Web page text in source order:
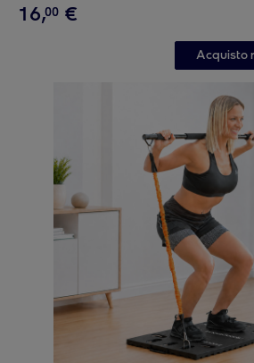
16,00 €
Acquisto